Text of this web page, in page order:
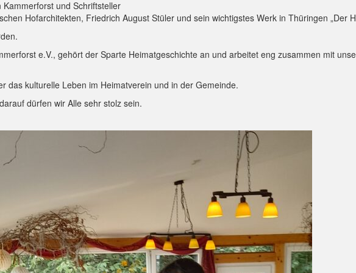
und Schriftsteller
Hofarchitekten, Friedrich August Stüler und sein wichtigstes Werk in Thüringen „Der
e.V., gehört der Sparte Heimatgeschichte an und arbeitet eng zusammen mit
das kulturelle Leben im Heimatverein und in der Gemeinde.
dürfen wir Alle sehr stolz sein.